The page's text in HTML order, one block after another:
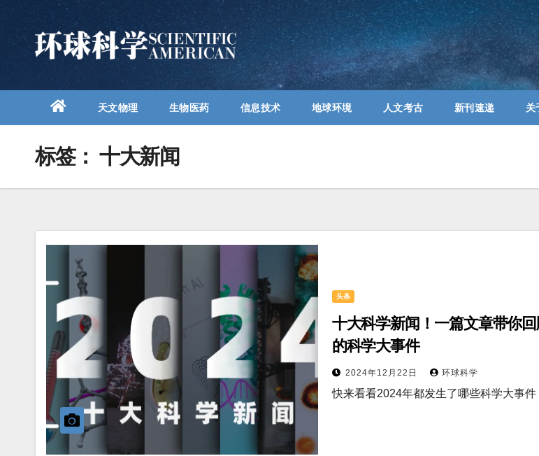
天文物理 生物医药 信息技术 地球环境 人文考古 新刊速递 关
标签： 十大新闻
头条
十大科学新闻！一篇文章带你
的科学大事件
2024年12月22日 环球科学
快来看看2024年都发生了哪些科学大事件